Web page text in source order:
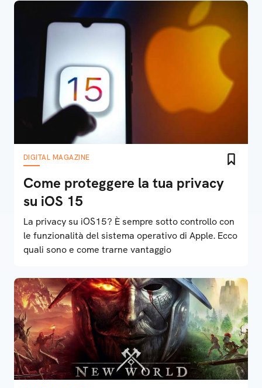
DIGITAL MAGAZINE
Come proteggere la tua privacy
su iOS 15
La privacy su iOS15? È sempre sotto controllo con
le funzionalità del sistema operativo di Apple. Ecco
quali sono e come trarne vantaggio